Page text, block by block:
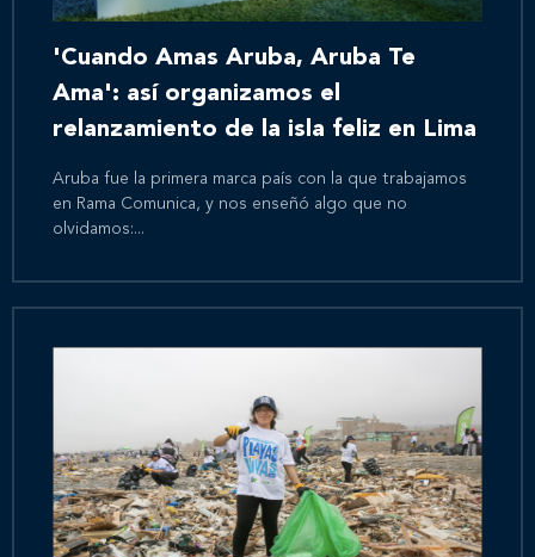
'Cuando Amas Aruba, Aruba Te
Ama': así organizamos el
relanzamiento de la isla feliz en Lima
Aruba fue la primera marca país con la que trabajamos
en Rama Comunica, y nos enseñó algo que no
olvidamos:...